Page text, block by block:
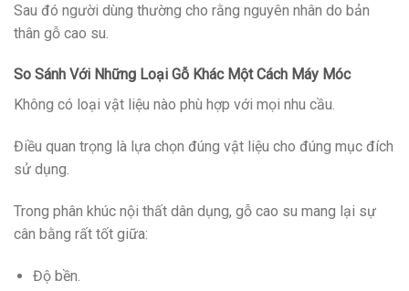
Sau đó người dùng thường cho rằng nguyên nhân do bản
thân gỗ cao su.
So Sánh Với Những Loại Gỗ Khác Một Cách Máy Móc
Không có loại vật liệu nào phù hợp với mọi nhu cầu.
Điều quan trọng là lựa chọn đúng vật liệu cho đúng mục đích
sử dụng.
Trong phân khúc nội thất dân dụng, gỗ cao su mang lại sự
cân bằng rất tốt giữa:
Độ bền.